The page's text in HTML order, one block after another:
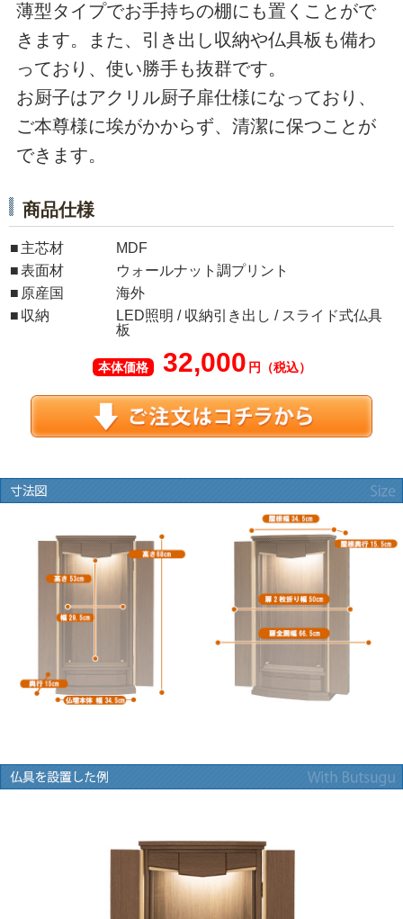
薄型タイプでお手持ちの棚にも置くことがで
きます。また、引き出し収納や仏具板も備わ
っており、使い勝手も抜群です。
お厨子はアクリル厨子扉仕様になっており、
ご本尊様に埃がかからず、清潔に保つことが
できます。
商品仕様
主芯材
MDF
表面材
ウォールナット調プリント
原産国
海外
収納
LED照明 / 収納引き出し / スライド式仏具
板
本体価格 32,000 円（税込）